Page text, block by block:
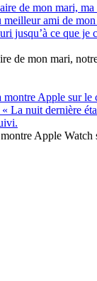
de mon mari,
meilleur ami de
jusqu’à ce que je
de mon mari,
Apple sur le
« La nuit dernière
Apple Watch